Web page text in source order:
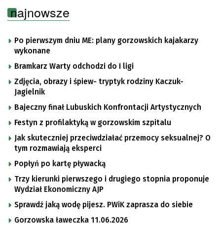
najnowsze
Po pierwszym dniu ME: plany gorzowskich kajakarzy
wykonane
Bramkarz Warty odchodzi do I ligi
Zdjęcia, obrazy i śpiew- tryptyk rodziny Kaczuk-
Jagielnik
Bajeczny finał Lubuskich Konfrontacji Artystycznych
Festyn z profilaktyką w gorzowskim szpitalu
Jak skuteczniej przeciwdziałać przemocy seksualnej? O
tym rozmawiają eksperci
Popłyń po kartę pływacką
Trzy kierunki pierwszego i drugiego stopnia proponuje
Wydział Ekonomiczny AJP
Sprawdź jaką wodę pijesz. PWiK zaprasza do siebie
Gorzowska ławeczka 11.06.2026